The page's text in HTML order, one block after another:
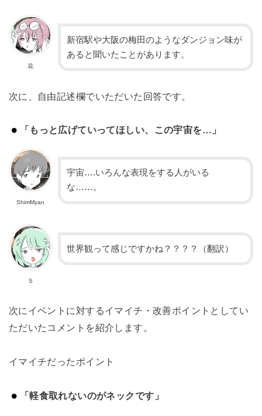
花
新宿駅や大阪の梅田のようなダンジョン味が
あると聞いたことがあります。
次に、自由記述欄でいただいた回答です。
「もっと広げていってほしい、この宇宙を…」
ShimMyan
宇宙….いろんな表現をする人がいる
な……。
S
世界観って感じですかね？？？？（翻訳）
次にイベントに対するイマイチ・改善ポイントとしてい
ただいたコメントを紹介します。
イマイチだったポイント
「軽食取れないのがネックです」